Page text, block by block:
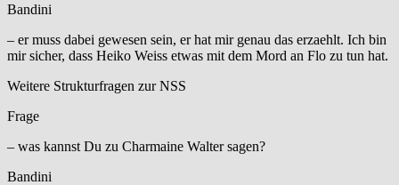
Bandini
– er muss dabei gewesen sein, er hat mir genau das erzaehlt. Ich bin
mir sicher, dass Heiko Weiss etwas mit dem Mord an Flo zu tun hat.
Weitere Strukturfragen zur NSS
Frage
– was kannst Du zu Charmaine Walter sagen?
Bandini